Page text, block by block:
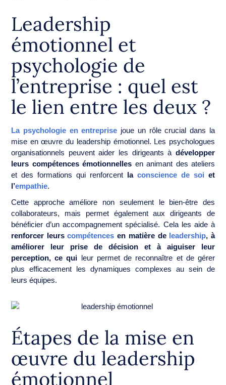
Leadership
émotionnel et
psychologie de
l’entreprise : quel est
le lien entre les deux ?
La psychologie en entreprise joue un rôle crucial dans la
mise en œuvre du leadership émotionnel. Les psychologues
organisationnels peuvent aider les dirigeants à développer
leurs compétences émotionnelles en animant des ateliers
et des formations qui renforcent la conscience de soi et
l’empathie.
Cette approche améliore non seulement le bien-être des
collaborateurs, mais permet également aux dirigeants de
bénéficier d’un accompagnement spécialisé. Cela les aide à
renforcer leurscompétences en matière de leadership, à
améliorer leur prise de décision et à aiguiser leur
perception, ce qui leur permet de reconnaître et de gérer
plus efficacement les dynamiques complexes au sein de
leurs équipes.
Étapes de la mise en
œuvre du leadership
émotionnel